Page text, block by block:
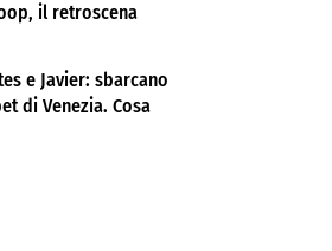
il retroscena
e Javier: sbarcano
di Venezia. Cosa